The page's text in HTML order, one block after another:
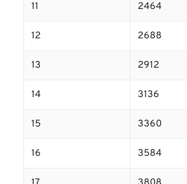
11 2464
12 2688
13 2912
14 3136
15 3360
16 3584